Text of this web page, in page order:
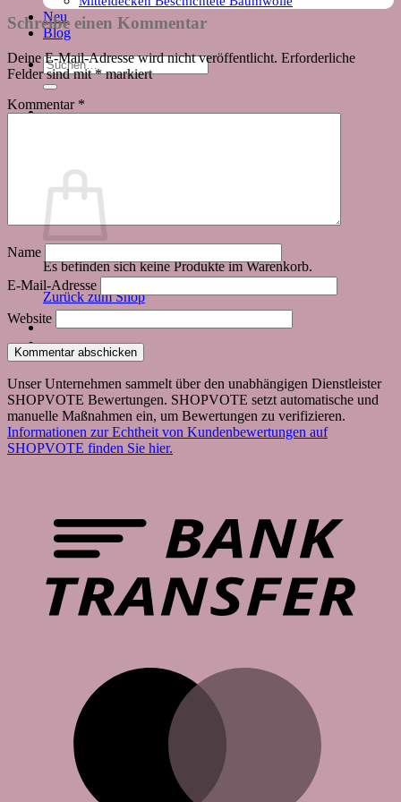
Neu
Blog
Suchen
nach:
Es befinden sich keine Produkte im Warenkorb.
Zurück zum Shop
Schreibe einen Kommentar
Deine E-Mail-Adresse wird nicht veröffentlicht. Erforderliche
Felder sind mit*markiert
Kommentar *
Name
E-Mail-Adresse
Website
Unser Unternehmen sammelt über den unabhängigen Dienstleister
SHOPVOTE Bewertungen. SHOPVOTE setzt automatische und
manuelle Maßnahmen ein, um Bewertungen zu verifizieren.
Informationen zur Echtheit von Kundenbewertungen auf
SHOPVOTE finden Sie hier.